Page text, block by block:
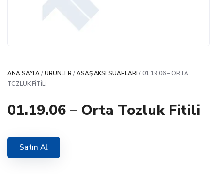
ANA SAYFA/ÜRÜNLER/ASAŞ AKSESUARLARI / 01.19.06 – ORTA
TOZLUK FITILI
01.19.06 – Orta Tozluk Fitili
Satın Al